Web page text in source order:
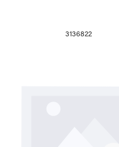
3136822